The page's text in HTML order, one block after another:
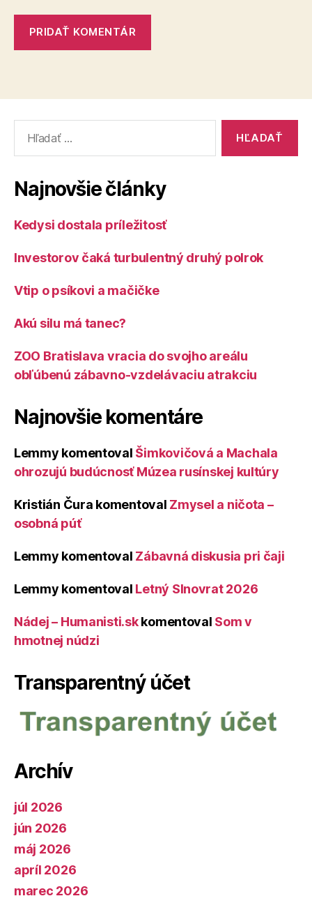
Najnovšie články
Kedysi dostala príležitosť
Investorov čaká turbulentný druhý polrok
Vtip o psíkovi a mačičke
Akú silu má tanec?
ZOO Bratislava vracia do svojho areálu
obľúbenú zábavno-vzdelávaciu atrakciu
Najnovšie komentáre
Lemmy komentoval Šimkovičová a Machala
ohrozujú budúcnosť Múzea rusínskej kultúry
Kristián Čura komentoval Zmysel a ničota –
osobná púť
Lemmy komentoval Zábavná diskusia pri čaji
Lemmy komentoval Letný Slnovrat 2026
Nádej – Humanisti.skkomentoval Som v
hmotnej núdzi
Transparentný účet
Archív
júl 2026
jún 2026
máj 2026
apríl 2026
marec 2026